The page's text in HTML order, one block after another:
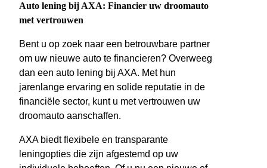
Auto lening bij AXA: Financier uw droomauto
met vertrouwen
Bent u op zoek naar een betrouwbare partner
om uw nieuwe auto te financieren? Overweeg
dan een auto lening bij AXA. Met hun
jarenlange ervaring en solide reputatie in de
financiële sector, kunt u met vertrouwen uw
droomauto aanschaffen.
AXA biedt flexibele en transparante
leningopties die zijn afgestemd op uw